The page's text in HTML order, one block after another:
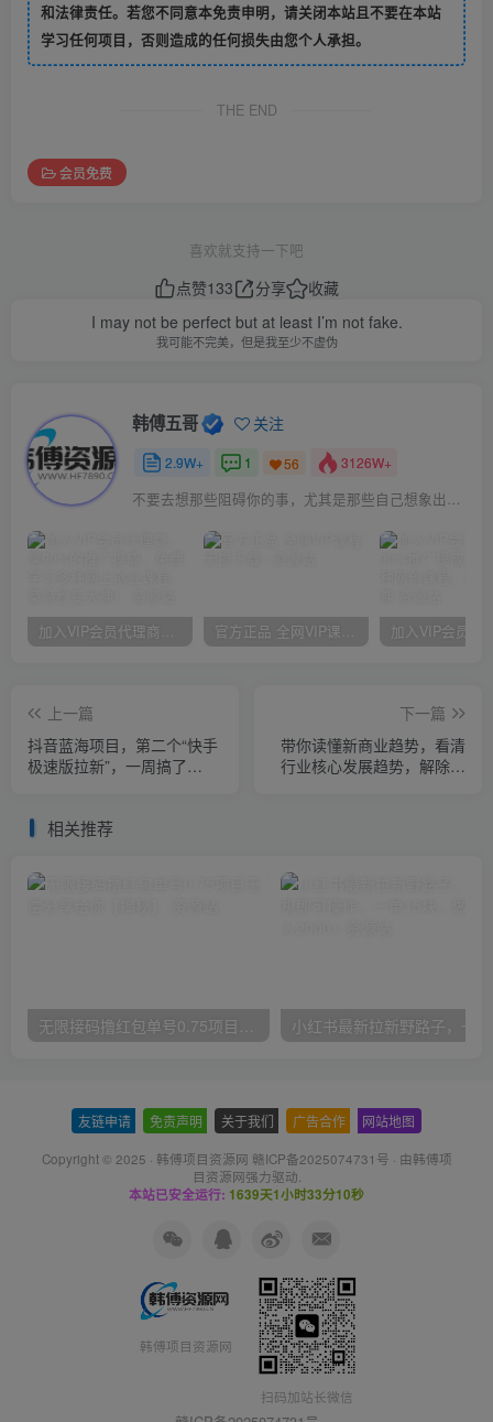
和法律责任。若您不同意本免责申明，请关闭本站且不要在本站
学习任何项目，否则造成的任何损失由您个人承担。
THE END
会员免费
喜欢就支持一下吧
点赞133 分享
收藏
I may not be perfect but at least I’m not fake.
我可能不完美，但是我至少不虚伪
韩傅五哥 关注
2.9W+ 1 56 3126W+
不要去想那些阻碍你的事，尤其是那些自己想象出来的事
加入VIP会员代理商，享90%的推广提成，免费学习多种网上创业课程，菜鸟秒变大神！ 官方正品 全网VIP课程 无损下载~
上一篇
抖音蓝海项目，第二个“快手
极速版拉新”，一周搞了
下一篇
带你读懂新商业趋势，看清
行业核心发展趋势，解除商
相关推荐
友链申请 免责声明 关于我们 广告合作 网站地图
Copyright © 2025 · 韩傅项目资源网 赣ICP备2025074731号 · 由韩傅项
目资源网强力驱动.
本站已安全运行: 1639天1小时33分10秒
韩傅项目资源网
扫码加站长微信